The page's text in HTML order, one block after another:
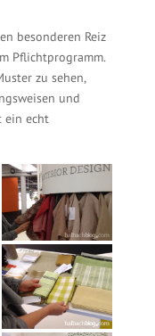
besonderen Reiz
Pflichtprogramm.
zu sehen,
und
ein echt